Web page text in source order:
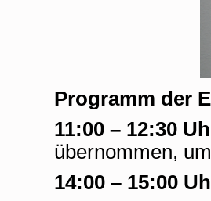
Programm der
11:00 – 12:30
übernommen,
14:00 – 15:00